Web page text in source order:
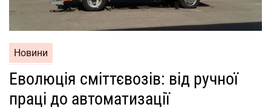
Новини
Еволюція сміттєвозів: від ручної
праці до автоматизації